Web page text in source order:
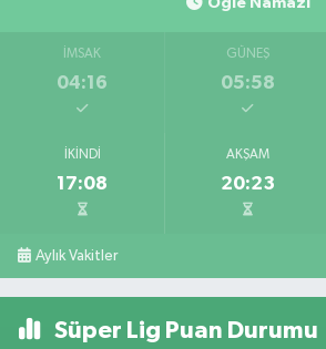
İMSAK
04:16
GÜNEŞ
05:58
İKINDI
17:08
AKŞAM
20:23
Aylık Vakitler
Süper Lig Puan Durumu